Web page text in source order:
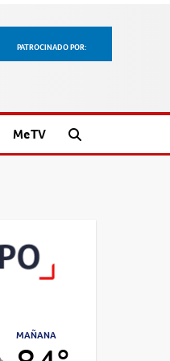
PATROCINADO POR:
MeTV
MAÑANA